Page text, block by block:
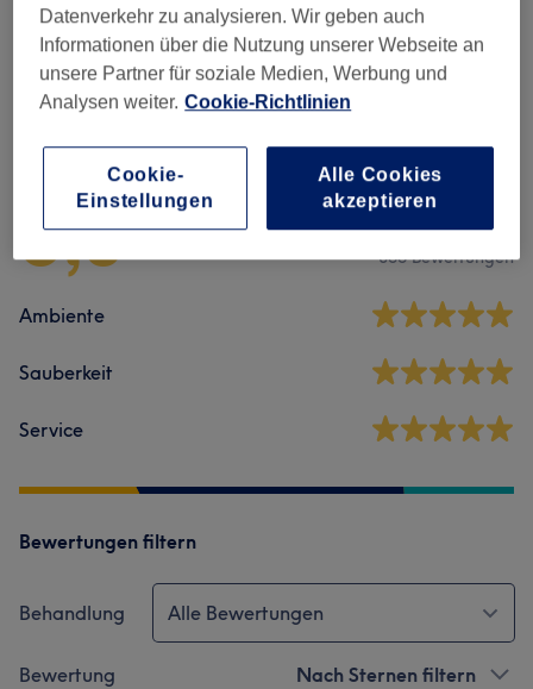
Herren Waxing (20) ab 6 €
5,0 855 Bewertungen
Ambiente
Sauberkeit
Service
Bewertungen filtern
Behandlung Alle Bewertungen
Bewertung Nach Sternen filtern
Datenverkehr zu analysieren. Wir geben auch
Informationen über die Nutzung unserer Webseite an
unsere Partner für soziale Medien, Werbung und
Analysen weiter. Cookie-Richtlinien
Cookie-
Einstellungen
Alle Cookies
akzeptieren